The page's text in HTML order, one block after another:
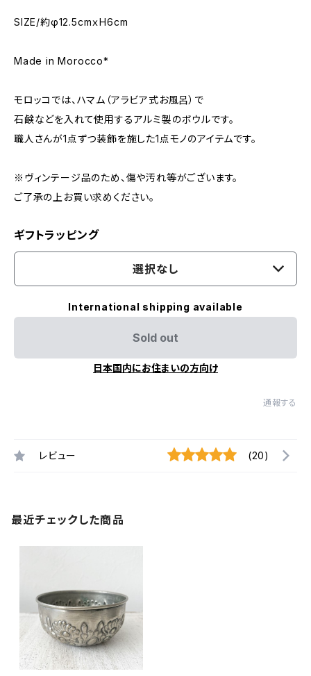
SIZE/約φ12.5cmｘH6cm
Made in Morocco*
モロッコでは、ハマム（アラビア式お風呂）で
石鹸などを入れて使用するアルミ製のボウルです。
職人さんが1点ずつ装飾を施した1点モノのアイテムです。
※ヴィンテージ品のため、傷や汚れ等がございます。
ご了承の上お買い求めください。
ギフトラッピング
選択なし
International shipping available
Sold out
日本国内にお住まいの方向け
通報する
レビュー (20)
最近チェックした商品